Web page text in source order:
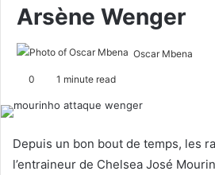
Arsène Wenger
Oscar Mbena
n
e
0 1 minute read
Depuis un bon bout de temps, les
l’entraineur de Chelsea José